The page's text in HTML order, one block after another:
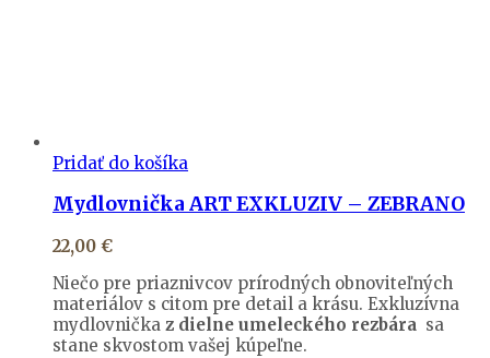
Pridať do košíka
Mydlovnička ART EXKLUZIV – ZEBRANO
22,00 €
Niečo pre priaznivcov prírodných obnoviteľných
materiálov s citom pre detail a krásu. Exkluzívna
mydlovnička z dielne umeleckého rezbára sa
stane skvostom vašej kúpeľne.